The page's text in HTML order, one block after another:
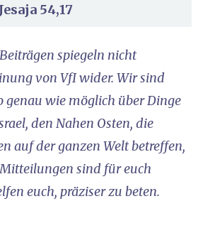
54,17
spiegeln nicht
von VfI wider. Wir sind
genau wie möglich über Dinge
den Nahen Osten, die
auf der ganzen Welt betreffen,
sind für euch
euch, präziser zu beten.